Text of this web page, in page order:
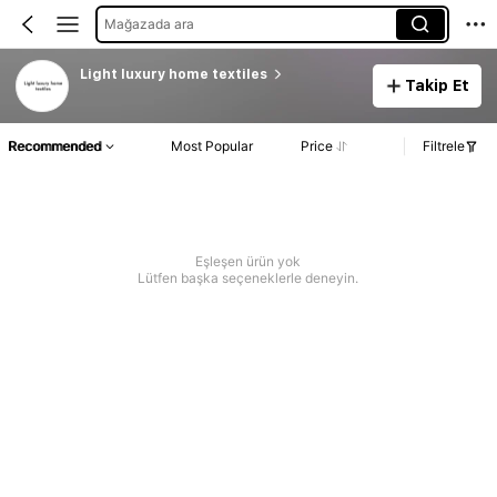
Mağazada ara
Light luxury home textiles
Takip Et
Recommended Most Popular Price Filtrele
Eşleşen ürün yok
Lütfen başka seçeneklerle deneyin.